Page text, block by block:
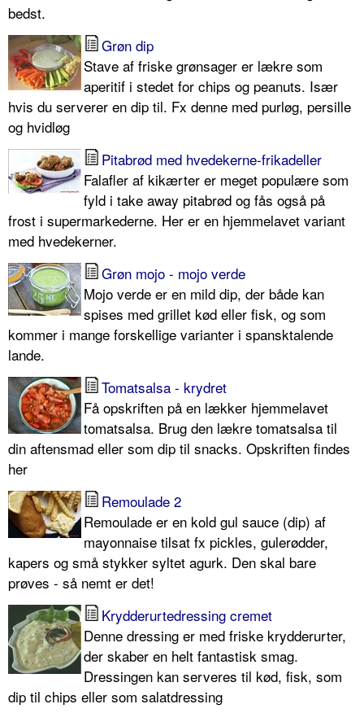
bedst.
Grøn dip
Stave af friske grønsager er lækre som
aperitif i stedet for chips og peanuts. Især
hvis du serverer en dip til. Fx denne med purløg, persille
og hvidløg
Pitabrød med hvedekerne-frikadeller
Falafler af kikærter er meget populære som
fyld i take away pitabrød og fås også på
frost i supermarkederne. Her er en hjemmelavet variant
med hvedekerner.
Grøn mojo - mojo verde
Mojo verde er en mild dip, der både kan
spises med grillet kød eller fisk, og som
kommer i mange forskellige varianter i spansktalende
lande.
Tomatsalsa - krydret
Få opskriften på en lækker hjemmelavet
tomatsalsa. Brug den lækre tomatsalsa til
din aftensmad eller som dip til snacks. Opskriften findes
her
Remoulade 2
Remoulade er en kold gul sauce (dip) af
mayonnaise tilsat fx pickles, gulerødder,
kapers og små stykker syltet agurk. Den skal bare
prøves - så nemt er det!
Krydderurtedressing cremet
Denne dressing er med friske krydderurter,
der skaber en helt fantastisk smag.
Dressingen kan serveres til kød, fisk, som
dip til chips eller som salatdressing